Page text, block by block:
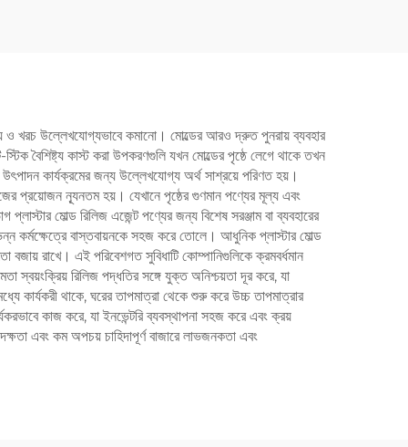
ও খরচ উল্লেখযোগ্যভাবে কমানো। মোল্ডের আরও দ্রুত পুনরায় ব্যবহার
স্টিক বৈশিষ্ট্য কাস্ট করা উপকরণগুলি যখন মোল্ডের পৃষ্ঠে লেগে থাকে তখন
কার্যক্রমের জন্য উল্লেখযোগ্য অর্থ সাশ্রয়ে পরিণত হয়।
প্রয়োজন ন্যূনতম হয়। যেখানে পৃষ্ঠের গুণমান পণ্যের মূল্য এবং
মোল্ড রিলিজ এজেন্ট পণ্যের জন্য বিশেষ সরঞ্জাম বা ব্যবহারের
কর্মক্ষেত্রে বাস্তবায়নকে সহজ করে তোলে। আধুনিক প্লাস্টার মোল্ড
রাখে। এই পরিবেশগত সুবিধাটি কোম্পানিগুলিকে ক্রমবর্ধমান
স্বয়ংক্রিয় রিলিজ পদ্ধতির সঙ্গে যুক্ত অনিশ্চয়তা দূর করে, যা
কার্যকরী থাকে, ঘরের তাপমাত্রা থেকে শুরু করে উচ্চ তাপমাত্রার
কাজ করে, যা ইনভেন্টরি ব্যবস্থাপনা সহজ করে এবং ক্রয়
এবং কম অপচয় চাহিদাপূর্ণ বাজারে লাভজনকতা এবং